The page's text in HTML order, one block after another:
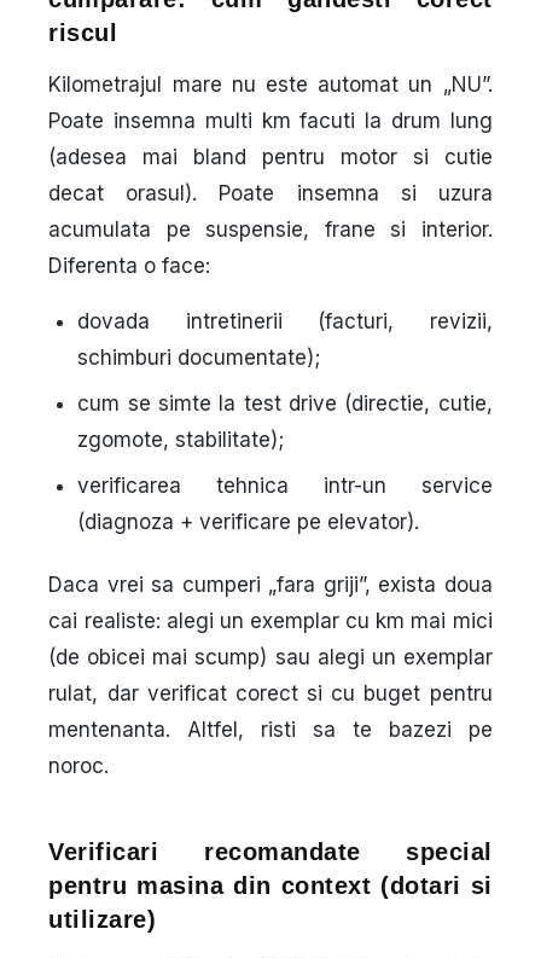
riscul
Kilometrajul mare nu este automat un „NU”.
Poate insemna multi km facuti la drum lung
(adesea mai bland pentru motor si cutie
decat orasul). Poate insemna si uzura
acumulata pe suspensie, frane si interior.
Diferenta o face:
dovada intretinerii (facturi, revizii,
schimburi documentate);
cum se simte la test drive (directie, cutie,
zgomote, stabilitate);
verificarea tehnica intr-un service
(diagnoza + verificare pe elevator).
Daca vrei sa cumperi „fara griji”, exista doua
cai realiste: alegi un exemplar cu km mai mici
(de obicei mai scump) sau alegi un exemplar
rulat, dar verificat corect si cu buget pentru
mentenanta. Altfel, risti sa te bazezi pe
noroc.
Verificari recomandate special
pentru masina din context (dotari si
utilizare)